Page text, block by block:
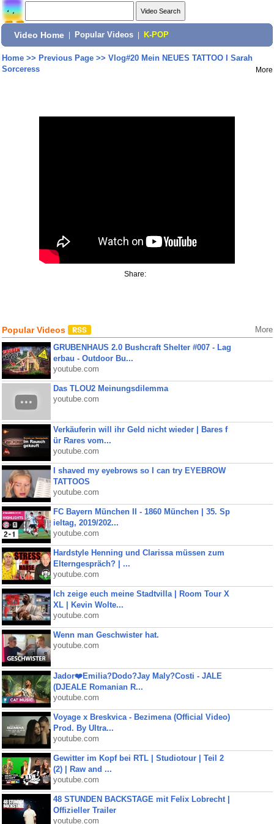
Video Home Popular Videos K-POP
Home>> Previous Page>> Vlog#20 Mein NEUES TATTOO I Sarah
Sorceress
More
Share:
Popular Videos More
GRUBENHAUS 2.0 Bushcraft Shelter #007 - Lag
erbau - Outdoor Bu...
youtube.com
Das TLOU2 Meinungsdilemma
youtube.com
Verkäuferin will ihr Geld nicht wieder | Bares f
ür Rares vom...
youtube.com
I shaved my eyebrows so I can try EYEBROW
TATTOOS
youtube.com
FC Bayern München II - 1860 München | 35. Sp
ieltag, 2019/202...
youtube.com
Hardstyle Henning und Clarissa müssen zum
Elterngespräch? | ...
youtube.com
Ich zeige euch meine Stadtvilla | Room Tour X
XL | Kevin Wolte...
youtube.com
Wenn man Geschwister hat.
youtube.com
Jador❤️Emilia?Dodo?Jay Maly?Costi - JALE
(DJEALE Romanian R...
youtube.com
Voyage x Breskvica - Bezimena (Official Video)
Prod. By Ultra...
youtube.com
Gewitter im Kopf bei RTL | Studiotour | Teil 2
(2) | Raw and ...
youtube.com
48 STUNDEN BACKSTAGE mit Felix Lobrecht |
Offizieller Trailer
youtube.com